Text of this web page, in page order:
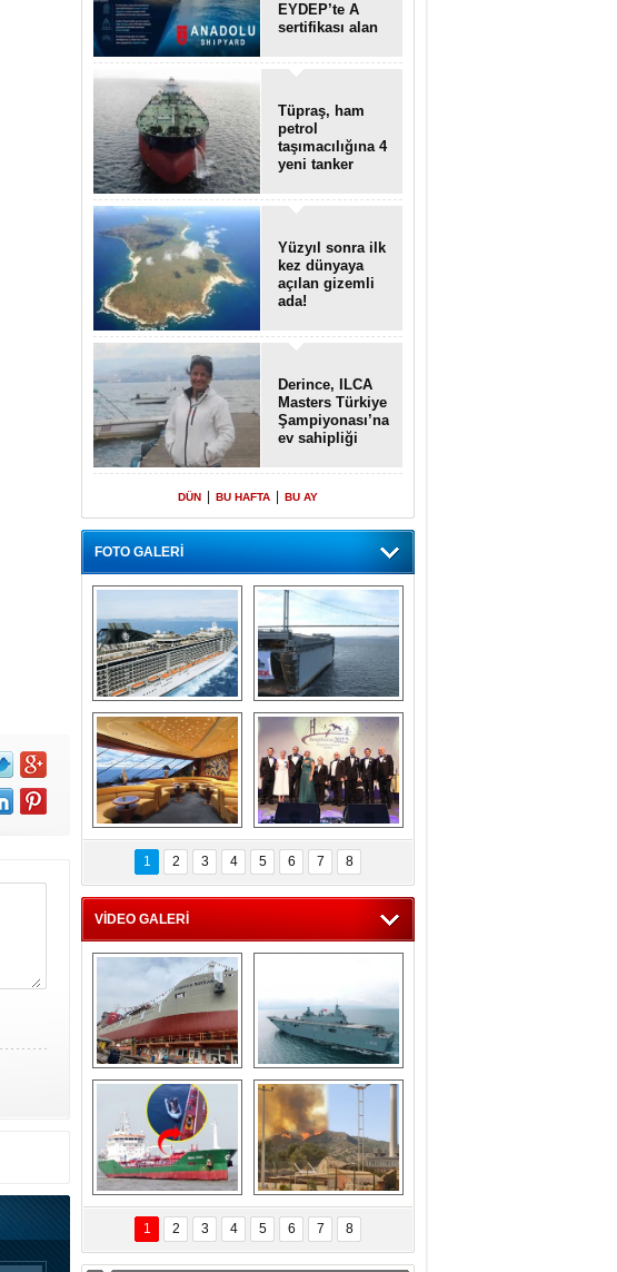
EYDEP’te A
sertifikası alan
Tüpraş, ham
petrol
taşımacılığına 4
yeni tanker
Yüzyıl sonra ilk
kez dünyaya
açılan gizemli
ada!
Derince, ILCA
Masters Türkiye
Şampiyonası’na
ev sahipliği
DÜN BU HAFTA BU AY
FOTO GALERİ
“Gemi içinde gemi”
konsepti ile MSC
Splendida
Dünyada tek!
Denizaltı yüzer
havuzu intikal
seyrine başladı
MSC'den 55 milyon
euroluk turizm geliri
müjdesi
5. Bosphorus Ship
Brokers Dinner,
İstanbul’da yapıldı
1 2 3 4 5 6 7 8
VİDEO GALERİ
Çeksan Tersanesi,
Başaran Bayrak
tankerini suya
indirdi
TCG Anadolu,
tersane teknik
seyrini tamamladı
Göçmenlerin
imdadına Türk
sahipli MINA DENIZ
yetişti
Milas’taki yangın
yeniden termik
santrallere doğru
ilerliyor
1 2 3 4 5 6 7 8